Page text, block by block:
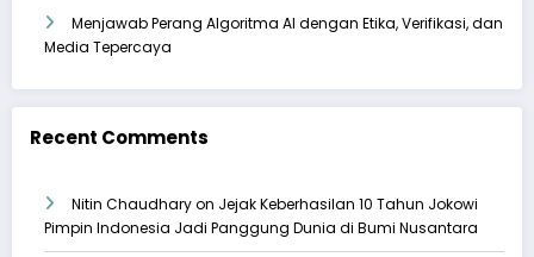
Menjawab Perang Algoritma AI dengan Etika, Verifikasi, dan
Media Tepercaya
Recent Comments
Nitin Chaudharyon Jejak Keberhasilan 10 Tahun Jokowi
Pimpin Indonesia Jadi Panggung Dunia di Bumi Nusantara